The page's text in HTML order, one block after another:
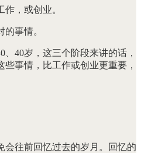
，或创业。
事情。
40岁，这三个阶段来讲的话，
些事情，比工作或创业更重要，
会往前回忆过去的岁月。回忆的